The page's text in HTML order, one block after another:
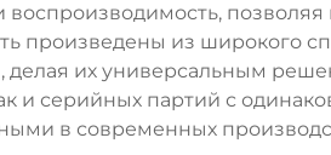
воспроизводимость,
произведены из широкого
делая их универсальным
и серийных партий с
в современных